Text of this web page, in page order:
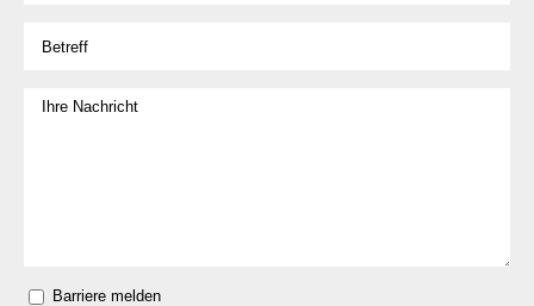
Barriere melden